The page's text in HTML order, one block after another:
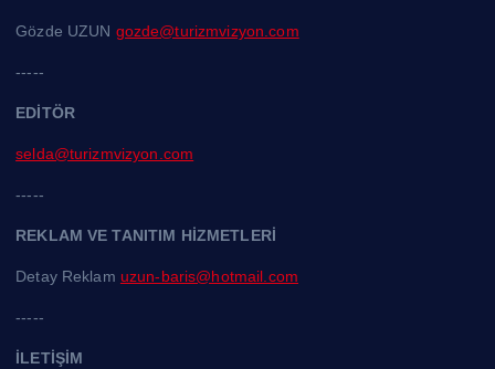
Gözde UZUN gozde@turizmvizyon.com
-----
EDİTÖR
selda@turizmvizyon.com
-----
REKLAM VE TANITIM HİZMETLERİ
Detay Reklam uzun-baris@hotmail.com
-----
İLETİŞİM